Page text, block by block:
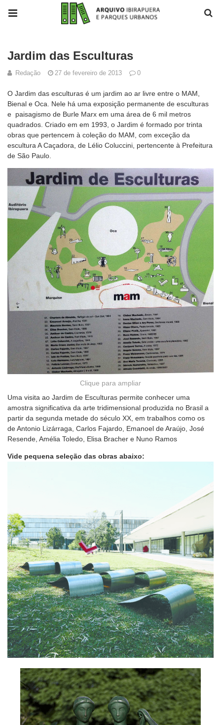
Jardim das Esculturas
Redação 27 de fevereiro de 2013 0
O Jardim das esculturas é um jardim ao ar livre entre o MAM,
Bienal e Oca. Nele há uma exposição permanente de esculturas
e paisagismo de Burle Marx em uma área de 6 mil metros
quadrados. Criado em em 1993, o Jardim é formado por trinta
obras que pertencem à coleção do MAM, com exceção da
escultura A Caçadora, de Lélio Coluccini, pertencente à Prefeitura
de São Paulo.
Clique para ampliar
Uma visita ao Jardim de Esculturas permite conhecer uma
amostra significativa da arte tridimensional produzida no Brasil a
partir da segunda metade do século XX, em trabalhos como os
de Antonio Lizárraga, Carlos Fajardo, Emanoel de Araújo, José
Resende, Amélia Toledo, Elisa Bracher e Nuno Ramos
Vide pequena seleção das obras abaixo: